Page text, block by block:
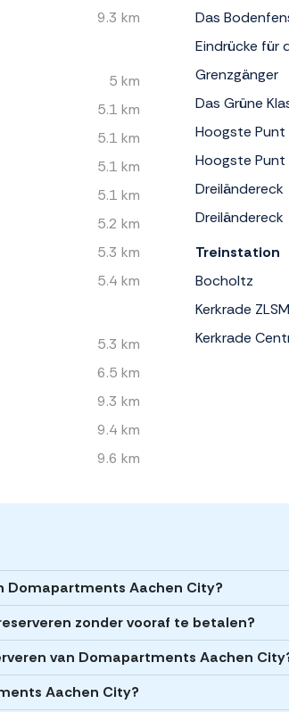
9.3 km
5 km
5.1 km
5.1 km
5.1 km
5.1 km
5.2 km
5.3 km
5.4 km
5.3 km
6.5 km
9.3 km
9.4 km
9.6 km
Das
Eindrücke für
Grenzgänger
Das Grüne
Hoogste Punt
Hoogste Punt
Dreiländereck
Dreiländereck
Treinstation
Bocholtz
Kerkrade ZLSM
Kerkrade
Domapartments Aachen City?
zonder vooraf te betalen?
van Domapartments Aachen
Aachen City?